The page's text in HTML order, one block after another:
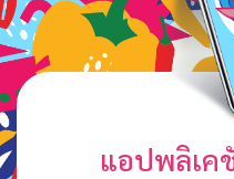
แอปพลิเค